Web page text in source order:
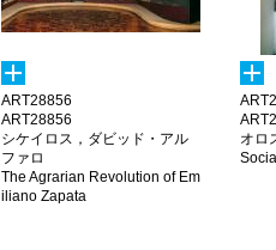
ART28856
ART28856
シケイロス，ダビッド・アル
ファロ
The Agrarian Revolution of Em
iliano Zapata
オロ